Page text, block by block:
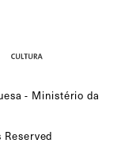
- Ministério da